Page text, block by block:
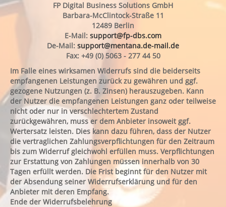
FP Digital Business Solutions GmbH
Barbara-McClintock-Straße 11
12489 Berlin
E-Mail: support@fp-dbs.com
De-Mail: support@mentana.de-mail.de
Fax: +49 (0) 5063 - 277 44 50
Im Falle eines wirksamen Widerrufs sind die beiderseits
empfangenen Leistungen zurück zu gewähren und ggf.
gezogene Nutzungen (z. B. Zinsen) herauszugeben. Kann
der Nutzer die empfangenen Leistungen ganz oder teilweise
nicht oder nur in verschlechtertem Zustand
zurückgewähren, muss er dem Anbieter insoweit ggf.
Wertersatz leisten. Dies kann dazu führen, dass der Nutzer
die vertraglichen Zahlungsverpflichtungen für den Zeitraum
bis zum Widerruf gleichwohl erfüllen muss. Verpflichtungen
zur Erstattung von Zahlungen müssen innerhalb von 30
Tagen erfüllt werden. Die Frist beginnt für den Nutzer mit
der Absendung seiner Widerrufserklärung und für den
Anbieter mit deren Empfang.
Ende der Widerrufsbelehrung